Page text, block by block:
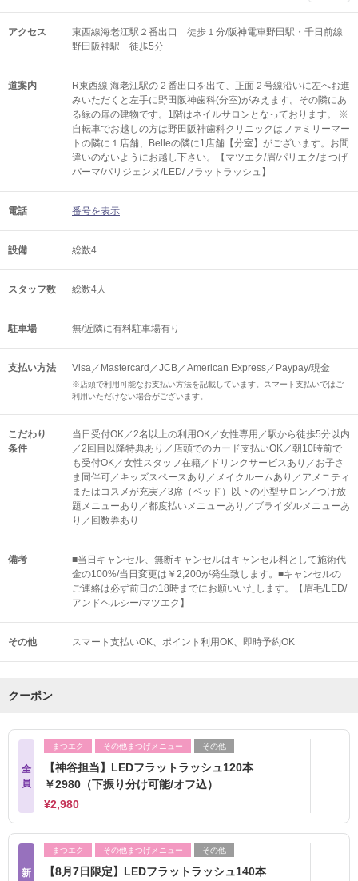
アクセス
東西線海老江駅２番出口 徒歩１分/阪神電車野田駅・千日前線
野田阪神駅 徒歩5分
道案内
R東西線 海老江駅の２番出口を出て、正面２号線沿いに左へお進
みいただくと左手に野田阪神歯科(分室)がみえます。その隣にあ
る緑の扉の建物です。1階はネイルサロンとなっております。 ※
自転車でお越しの方は野田阪神歯科クリニックはファミリーマー
トの隣に１店舗、Belleの隣に1店舗【分室】がございます。お間
違いのないようにお越し下さい。【マツエク/眉/パリエク/まつげ
パーマ/パリジェンヌ/LED/フラットラッシュ】
電話 番号を表示
設備 総数4
スタッフ数 総数4人
駐車場 無/近隣に有料駐車場有り
支払い方法 Visa／Mastercard／JCB／American Express／Paypay/現金
※店頭で利用可能なお支払い方法を記載しています。スマート支払いではご
利用いただけない場合がございます。
こだわり
条件
当日受付OK／2名以上の利用OK／女性専用／駅から徒歩5分以内
／2回目以降特典あり／店頭でのカード支払いOK／朝10時前で
も受付OK／女性スタッフ在籍／ドリンクサービスあり／お子さ
ま同伴可／キッズスペースあり／メイクルームあり／アメニティ
またはコスメが充実／3席（ベッド）以下の小型サロン／つけ放
題メニューあり／都度払いメニューあり／ブライダルメニューあ
り／回数券あり
備考
■当日キャンセル、無断キャンセルはキャンセル料として施術代
金の100%/当日変更は￥2,200が発生致します。■キャンセルの
ご連絡は必ず前日の18時までにお願いいたします。【眉毛/LED/
アンドヘルシー/マツエク】
その他 スマート支払いOK ポイント利用OK 即時予約OK
クーポン
全
員
まつエク その他まつげメニュー その他
【神谷担当】LEDフラットラッシュ120本
￥2980（下振り分け可能/オフ込）
¥2,980
新
まつエク その他まつげメニュー その他
【8月7日限定】LEDフラットラッシュ140本